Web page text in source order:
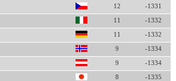
12 -1331
11 -1332
11 -1332
9 -1334
9 -1334
8 -1335